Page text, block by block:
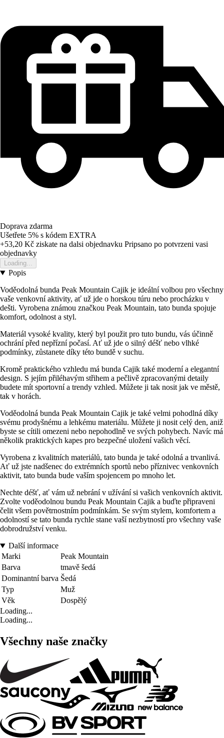
Doprava zdarma
Ušetřete 5% s kódem EXTRA
+53,20 Kč ziskate na dalsi objednavku Pripsano po potvrzeni vasi
objednavky
Loading...
Popis
Voděodolná bunda Peak Mountain Cajik je ideální volbou pro všechny
vaše venkovní aktivity, ať už jde o horskou túru nebo procházku v
dešti. Vyrobena známou značkou Peak Mountain, tato bunda spojuje
komfort, odolnost a styl.
Materiál vysoké kvality, který byl použit pro tuto bundu, vás účinně
ochrání před nepřízní počasí. Ať už jde o silný déšť nebo vlhké
podmínky, zůstanete díky této bundě v suchu.
Kromě praktického vzhledu má bunda Cajik také moderní a elegantní
design. S jejím přiléhavým střihem a pečlivě zpracovanými detaily
budete mít sportovní a trendy vzhled. Můžete ji tak nosit jak ve městě,
tak v horách.
Voděodolná bunda Peak Mountain Cajik je také velmi pohodlná díky
svému prodyšnému a lehkému materiálu. Můžete ji nosit celý den, aniž
byste se cítili omezeni nebo nepohodlně ve svých pohybech. Navíc má
několik praktických kapes pro bezpečné uložení vašich věcí.
Vyrobena z kvalitních materiálů, tato bunda je také odolná a trvanlivá.
Ať už jste nadšenec do extrémních sportů nebo příznivec venkovních
aktivit, tato bunda bude vaším spojencem po mnoho let.
Nechte déšť, ať vám už nebrání v užívání si vašich venkovních aktivit.
Zvolte voděodolnou bundu Peak Mountain Cajik a buďte připraveni
čelit všem povětrnostním podmínkám. Se svým stylem, komfortem a
odolností se tato bunda rychle stane vaší nezbytností pro všechny vaše
dobrodružství venku.
Další informace
Marki
Peak Mountain
Barva
tmavě šedá
Dominantní barva Šedá
Typ
Muž
Věk
Dospělý
Loading...
Loading...
Všechny naše značky